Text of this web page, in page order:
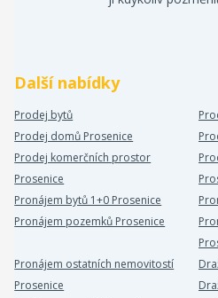
Další nabídky
Prodej bytů
Prodej domů Prosenice
Prodej komerčních prostor
Prosenice
Pronájem bytů 1+0 Prosenice
Pronájem pozemků Prosenice
Pronájem ostatních nemovitostí
Prosenice